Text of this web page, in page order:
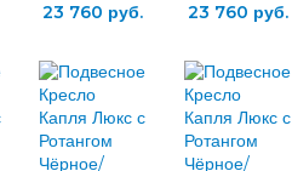
23 760 руб. 23 760 руб.